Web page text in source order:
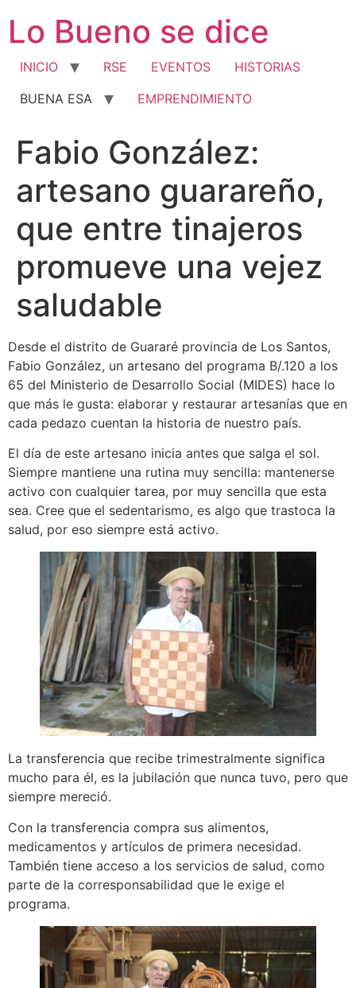
contenido
Lo Bueno se dice
INICIO RSE EVENTOS
HISTORIAS
BUENA ESA
EMPRENDIMIENTO
Fabio González:
artesano guarareño,
que entre tinajeros
promueve una vejez
saludable
Desde el distrito de Guararé provincia de Los Santos,
Fabio González, un artesano del programa B/.120 a los
65 del Ministerio de Desarrollo Social (MIDES) hace lo
que más le gusta: elaborar y restaurar artesanías que en
cada pedazo cuentan la historia de nuestro país.
El día de este artesano inicia antes que salga el sol.
Siempre mantiene una rutina muy sencilla: mantenerse
activo con cualquier tarea, por muy sencilla que esta
sea. Cree que el sedentarismo, es algo que trastoca la
salud, por eso siempre está activo.
La transferencia que recibe trimestralmente significa
mucho para él, es la jubilación que nunca tuvo, pero que
siempre mereció.
Con la transferencia compra sus alimentos,
medicamentos y artículos de primera necesidad.
También tiene acceso a los servicios de salud, como
parte de la corresponsabilidad que le exige el
programa.